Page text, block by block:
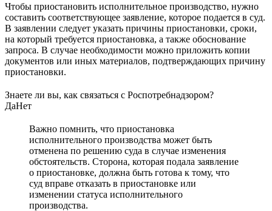
Чтобы приостановить исполнительное производство, нужно
составить соответствующее заявление, которое подается в суд.
В заявлении следует указать причины приостановки, сроки,
на который требуется приостановка, а также обоснование
запроса. В случае необходимости можно приложить копии
документов или иных материалов, подтверждающих причину
приостановки.
Знаете ли вы, как связаться с Роспотребнадзором?
ДаНет
Важно помнить, что приостановка
исполнительного производства может быть
отменена по решению суда в случае изменения
обстоятельств. Сторона, которая подала заявление
о приостановке, должна быть готова к тому, что
суд вправе отказать в приостановке или
изменении статуса исполнительного
производства.